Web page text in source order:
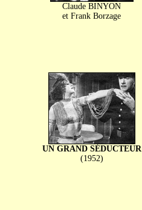
Claude BINYON
et Frank Borzage
UN GRAND SÉDUCTEUR
(1952)